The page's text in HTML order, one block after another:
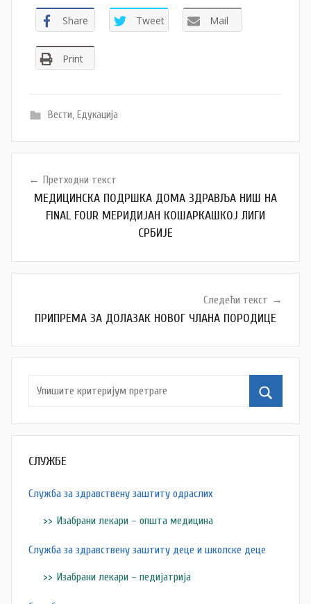
Share Tweet Mail
Print
Вести, Едукација
чланкаПретходни текст
МЕДИЦИНСКА ПОДРШКА ДОМА ЗДРАВЉА НИШ НА
FINAL FOUR МЕРИДИЈАН КОШАРКАШКОЈ ЛИГИ
СРБИЈЕ
Следећи текст
ПРИПРЕМА ЗА ДОЛАЗАК НОВОГ ЧЛАНА ПОРОДИЦЕ
СЛУЖБЕ
Служба за здравствену заштиту одраслих
Изабрани лекари – општа медицина
Служба за здравствену заштиту деце и школске деце
Изабрани лекари – педијатрија